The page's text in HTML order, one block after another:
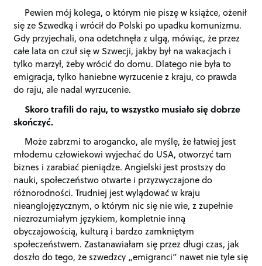
Pewien mój kolega, o którym nie piszę w książce, ożenił
się ze Szwedką i wrócił do Polski po upadku komunizmu.
Gdy przyjechali, ona odetchnęła z ulgą, mówiąc, że przez
całe lata on czuł się w Szwecji, jakby był na wakacjach i
tylko marzył, żeby wrócić do domu. Dlatego nie była to
emigracja, tylko haniebne wyrzucenie z kraju, co prawda
do raju, ale nadal wyrzucenie.
Skoro trafili do raju, to wszystko musiało się dobrze
skończyć.
Może zabrzmi to arogancko, ale myślę, że łatwiej jest
młodemu człowiekowi wyjechać do USA, otworzyć tam
biznes i zarabiać pieniądze. Angielski jest prostszy do
nauki, społeczeństwo otwarte i przyzwyczajone do
różnorodności. Trudniej jest wylądować w kraju
nieanglojęzycznym, o którym nic się nie wie, z zupełnie
niezrozumiałym językiem, kompletnie inną
obyczajowością, kulturą i bardzo zamkniętym
społeczeństwem. Zastanawiałam się przez długi czas, jak
doszło do tego, że szwedzcy „emigranci” nawet nie tyle się